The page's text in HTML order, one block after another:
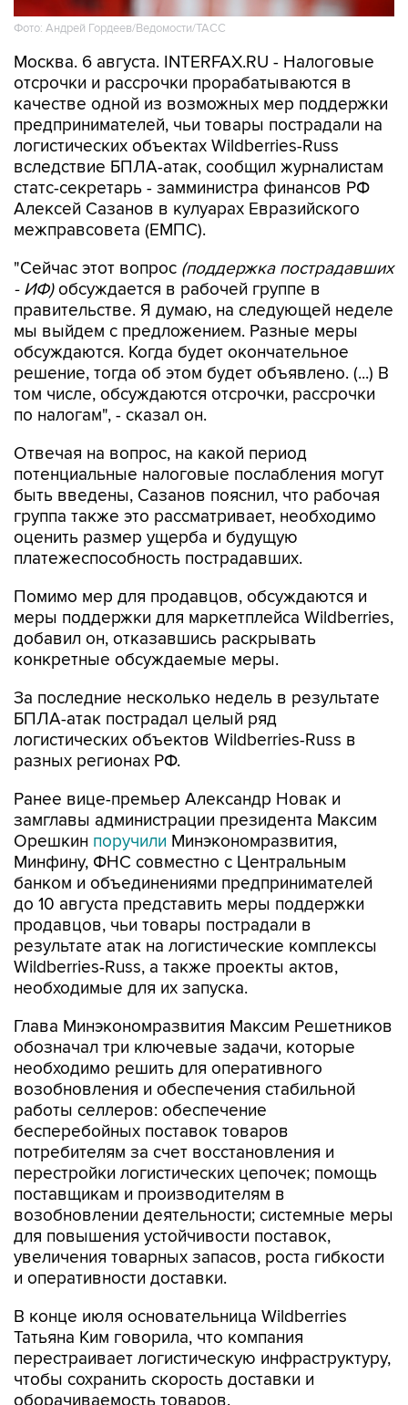
Фото: Андрей Гордеев/Ведомости/ТАСС
Москва. 6 августа. INTERFAX.RU - Налоговые
отсрочки и рассрочки прорабатываются в
качестве одной из возможных мер поддержки
предпринимателей, чьи товары пострадали на
логистических объектах Wildberries-Russ
вследствие БПЛА-атак, сообщил журналистам
статс-секретарь - замминистра финансов РФ
Алексей Сазанов в кулуарах Евразийского
межправсовета (ЕМПС).
"Сейчас этот вопрос (поддержка пострадавших
- ИФ)обсуждается в рабочей группе в
правительстве. Я думаю, на следующей неделе
мы выйдем с предложением. Разные меры
обсуждаются. Когда будет окончательное
решение, тогда об этом будет объявлено. (...) В
том числе, обсуждаются отсрочки, рассрочки
по налогам", - сказал он.
Отвечая на вопрос, на какой период
потенциальные налоговые послабления могут
быть введены, Сазанов пояснил, что рабочая
группа также это рассматривает, необходимо
оценить размер ущерба и будущую
платежеспособность пострадавших.
Помимо мер для продавцов, обсуждаются и
меры поддержки для маркетплейса Wildberries,
добавил он, отказавшись раскрывать
конкретные обсуждаемые меры.
За последние несколько недель в результате
БПЛА-атак пострадал целый ряд
логистических объектов Wildberries-Russ в
разных регионах РФ.
Ранее вице-премьер Александр Новак и
замглавы администрации президента Максим
Орешкин поручили Минэкономразвития,
Минфину, ФНС совместно с Центральным
банком и объединениями предпринимателей
до 10 августа представить меры поддержки
продавцов, чьи товары пострадали в
результате атак на логистические комплексы
Wildberries-Russ, а также проекты актов,
необходимые для их запуска.
Глава Минэкономразвития Максим Решетников
обозначал три ключевые задачи, которые
необходимо решить для оперативного
возобновления и обеспечения стабильной
работы селлеров: обеспечение
бесперебойных поставок товаров
потребителям за счет восстановления и
перестройки логистических цепочек; помощь
поставщикам и производителям в
возобновлении деятельности; системные меры
для повышения устойчивости поставок,
увеличения товарных запасов, роста гибкости
и оперативности доставки.
В конце июля основательница Wildberries
Татьяна Ким говорила, что компания
перестраивает логистическую инфраструктуру,
чтобы сохранить скорость доставки и